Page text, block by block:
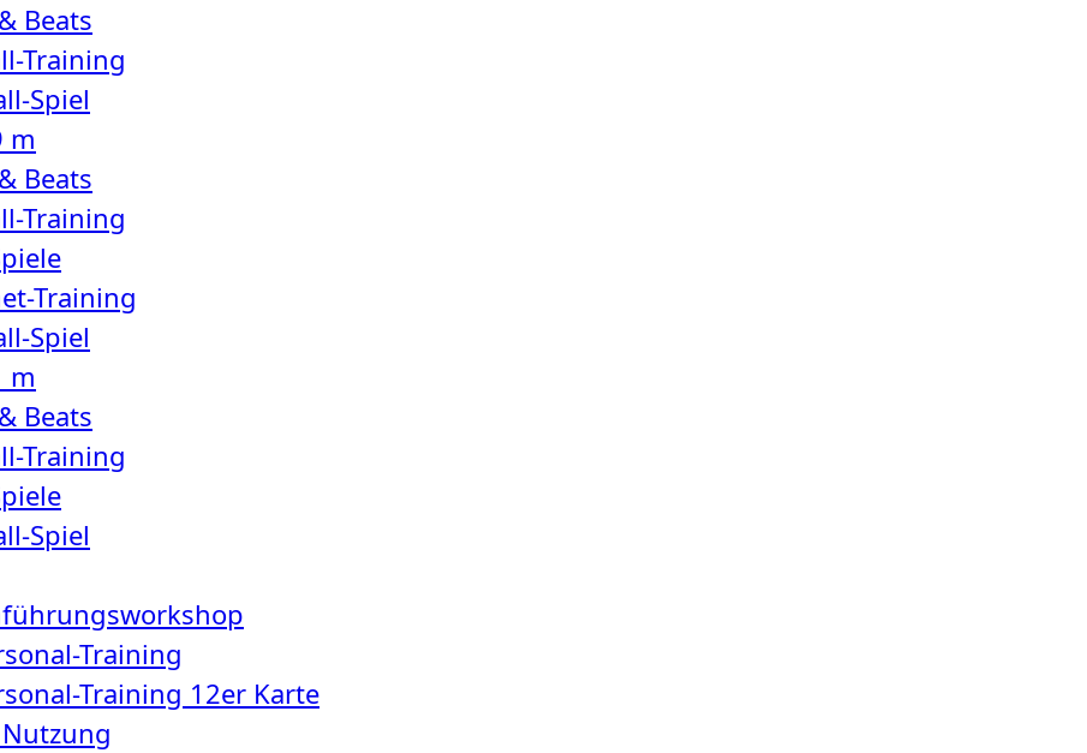
Beats
Training
Spiel
m
Beats
Training
Training
Spiel
m
Beats
Training
Spiel
Training
Training 12er Karte